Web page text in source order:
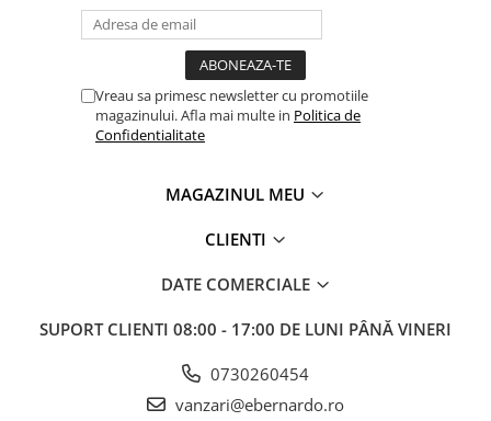
Accesorii pentru ferastraie
mecanice cu banda si disc
Accesorii pentru masini de ascutit
Accesorii pentru masini de gaurit
Accesorii pentru masini de slefuit
Accesorii pentru mașini de găurit
Accesorii polizor umed și uscat
Accesorii pentru mașini de șlefuit
Vreau sa primesc newsletter cu promotiile
magazinului. Afla mai multe in Politica de
Confidentialitate
MAGAZINUL MEU
CLIENTI
DATE COMERCIALE
SUPORT CLIENTI 08:00 - 17:00 DE LUNI PÂNĂ VINERI
0730260454
vanzari@ebernardo.ro